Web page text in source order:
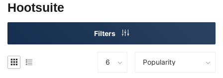
Hootsuite
Filters